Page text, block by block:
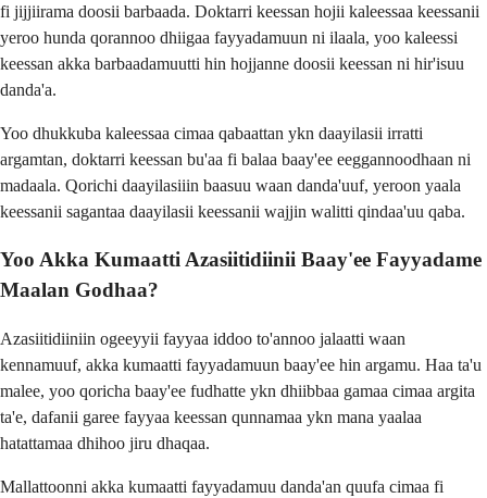
fi jijjiirama doosii barbaada. Doktarri keessan hojii kaleessaa keessanii
yeroo hunda qorannoo dhiigaa fayyadamuun ni ilaala, yoo kaleessi
keessan akka barbaadamuutti hin hojjanne doosii keessan ni hir'isuu
danda'a.
Yoo dhukkuba kaleessaa cimaa qabaattan ykn daayilasii irratti
argamtan, doktarri keessan bu'aa fi balaa baay'ee eeggannoodhaan ni
madaala. Qorichi daayilasiiin baasuu waan danda'uuf, yeroon yaala
keessanii sagantaa daayilasii keessanii wajjin walitti qindaa'uu qaba.
Yoo Akka Kumaatti Azasiitidiinii Baay'ee Fayyadame
Maalan Godhaa?
Azasiitidiiniin ogeeyyii fayyaa iddoo to'annoo jalaatti waan
kennamuuf, akka kumaatti fayyadamuun baay'ee hin argamu. Haa ta'u
malee, yoo qoricha baay'ee fudhatte ykn dhiibbaa gamaa cimaa argita
ta'e, dafanii garee fayyaa keessan qunnamaa ykn mana yaalaa
hatattamaa dhihoo jiru dhaqaa.
Mallattoonni akka kumaatti fayyadamuu danda'an quufa cimaa fi